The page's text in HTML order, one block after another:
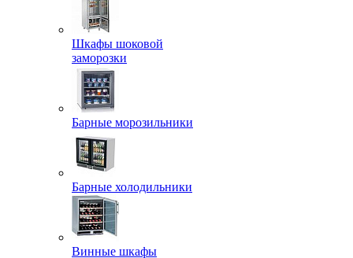
Шкафы шоковой
заморозки
Барные морозильники
Барные холодильники
Винные шкафы